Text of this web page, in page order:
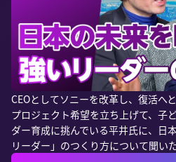
CEOとしてソニーを改革し、復活へ
プロジェクト希望を立ち上げて、子
ダー育成に挑んでいる平井氏に、日
リーダー」のつくり方について聞いた